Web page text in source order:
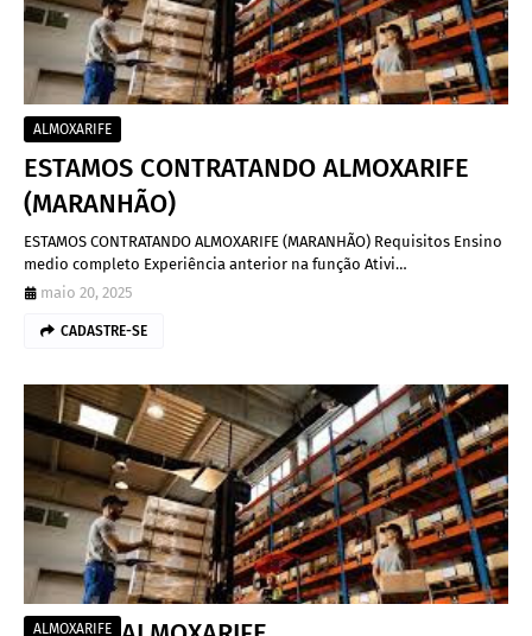
ALMOXARIFE
ESTAMOS CONTRATANDO ALMOXARIFE
(MARANHÃO)
ESTAMOS CONTRATANDO ALMOXARIFE (MARANHÃO) Requisitos Ensino
medio completo Experiência anterior na função Ativi…
maio 20, 2025
CADASTRE-SE
ALMOXARIFE